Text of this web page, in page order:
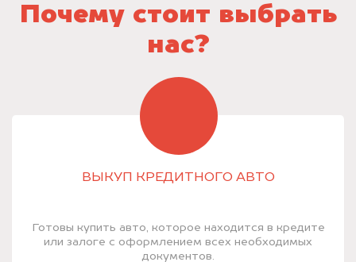
Почему стоит выбрать
нас?
ВЫКУП КРЕДИТНОГО АВТО
Готовы купить авто, которое находится в кредите
или залоге с оформлением всех необходимых
документов.